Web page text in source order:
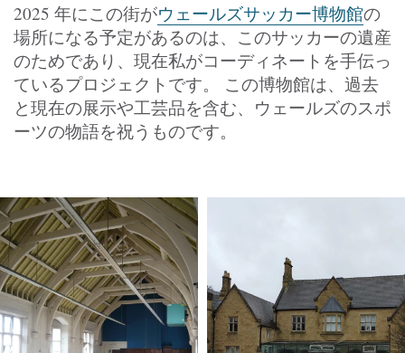
2025 年にこの街がウェールズサッカー博物館の
場所になる予定があるのは、このサッカーの遺産
のためであり、現在私がコーディネートを手伝っ
ているプロジェクトです。 この博物館は、過去
と現在の展示や工芸品を含む、ウェールズのスポ
ーツの物語を祝うものです。